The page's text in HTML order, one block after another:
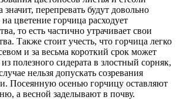
значит, перепревать будут довольно
цветение горчица расходует
то есть частично утрачивает свои
Также стоит учесть, что горчица легко
и за весьма короткий срок может
полезного сидерата в злостный сорняк,
нельзя допускать созревания
Посеянную осенью горчицу оставляют
а весной заделывают в почву.